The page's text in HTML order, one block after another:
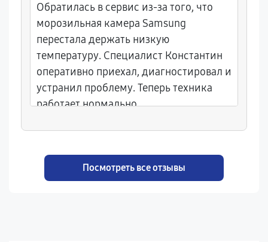
Обратилась в сервис из-за того, что
морозильная камера Samsung
перестала держать низкую
температуру. Специалист Константин
оперативно приехал, диагностировал и
устранил проблему. Теперь техника
работает нормально.
Посмотреть все отзывы